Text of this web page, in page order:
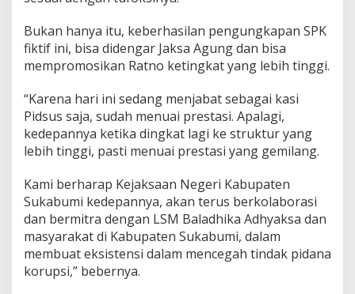
Bukan hanya itu, keberhasilan pengungkapan SPK
fiktif ini, bisa didengar Jaksa Agung dan bisa
mempromosikan Ratno ketingkat yang lebih tinggi.
“Karena hari ini sedang menjabat sebagai kasi
Pidsus saja, sudah menuai prestasi. Apalagi,
kedepannya ketika dingkat lagi ke struktur yang
lebih tinggi, pasti menuai prestasi yang gemilang.
Kami berharap Kejaksaan Negeri Kabupaten
Sukabumi kedepannya, akan terus berkolaborasi
dan bermitra dengan LSM Baladhika Adhyaksa dan
masyarakat di Kabupaten Sukabumi, dalam
membuat eksistensi dalam mencegah tindak pidana
korupsi,” bebernya.